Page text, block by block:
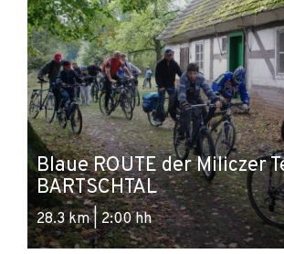
- Behindertengerechter Zugang
- Nichtraucher
- Safe
- kostenloses Informationsmaterial
- Verkauf von touristischen
- Angebot für Familien mit Kindern
Blaue ROUTE der Miliczer
BARTSCHTAL
28.3 km | 2:00 hh